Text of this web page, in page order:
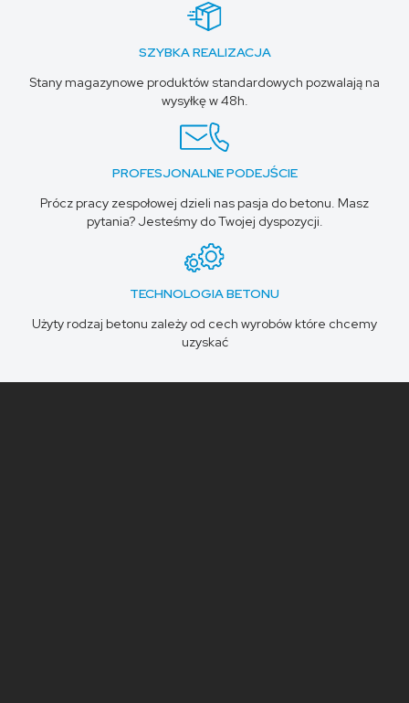
SZYBKA REALIZACJA
Stany magazynowe produktów standardowych pozwalają na
wysyłkę w 48h.
PROFESJONALNE PODEJŚCIE
Prócz pracy zespołowej dzieli nas pasja do betonu. Masz
pytania? Jesteśmy do Twojej dyspozycji.
TECHNOLOGIA BETONU
Użyty rodzaj betonu zależy od cech wyrobów które chcemy
uzyskać